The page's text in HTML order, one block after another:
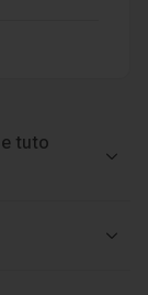
tuto